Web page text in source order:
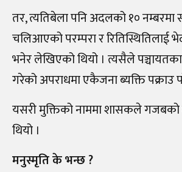
तर, त्यतिबेला पनि अदलको १०
चलिआएको परम्परा र रितिस्थितिलाई
भनेर लेखिएको थियो । त्यसैले
गरेको अपराधमा एकैजना ब्यक्ति पक्राउ
यसरी मुक्तिको नाममा शासकले गजबको
थियो ।
मनुस्मृति के भन्छ ?